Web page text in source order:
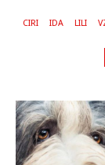
CIRI IDA LILI